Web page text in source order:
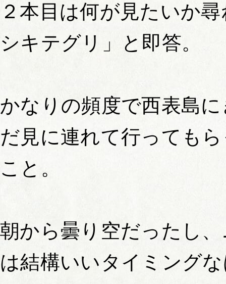
２本目は何が見たいか
シキテグリ」と即答。
かなりの頻度で西表島
だ見に連れて行っても
こと。
朝から曇り空だったし
は結構いいタイミング